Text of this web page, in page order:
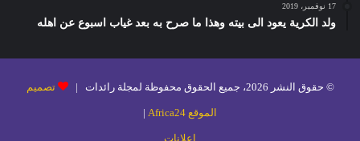
17 نوفمبر، 2019
ولد الكرية يعود الى بيته وهذا ما صرح به بعد غياب اسبوع عن اهله
© حقوق النشر 2026، جميع الحقوق محفوظة لمجلة رائدات | تصميم
الموقع Africa24 |
إعلانات